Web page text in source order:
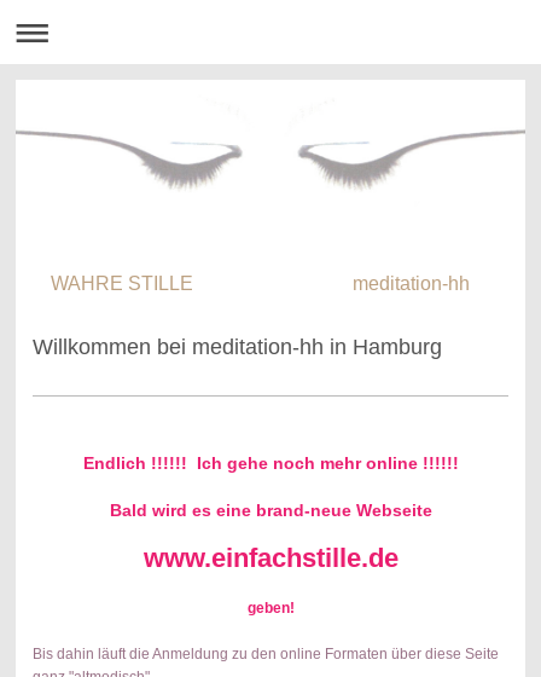
WAHRE STILLE meditation-hh
Willkommen bei meditation-hh in Hamburg
Endlich !!!!!! Ich gehe noch mehr online !!!!!!
Bald wird es eine brand-neue Webseite
www.einfachstille.de
geben!
Bis dahin läuft die Anmeldung zu den online Formaten über diese Seite